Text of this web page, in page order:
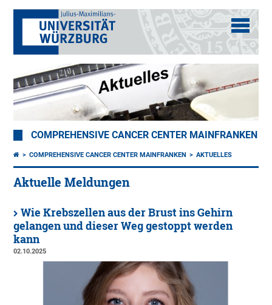
COMPREHENSIVE CANCER CENTER MAINFRANKEN
COMPREHENSIVE CANCER CENTER MAINFRANKEN AKTUELLES
Aktuelle Meldungen
Wie Krebszellen aus der Brust ins Gehirn
gelangen und dieser Weg gestoppt werden
kann
02.10.2025